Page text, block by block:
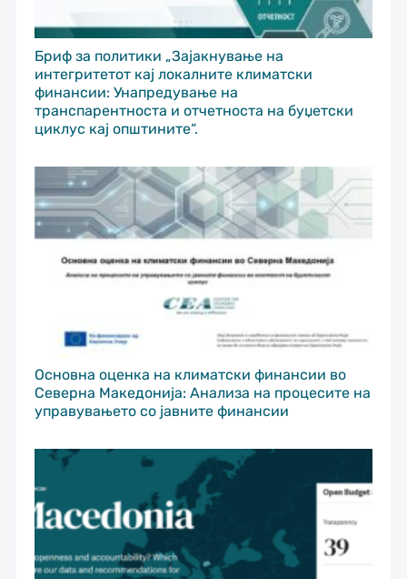
Бриф за политики „Зајакнување на
интегритетот кај локалните климатски
финансии: Унапредување на
транспарентноста и отчетноста на буџетски
циклус кај општините“.
Основна оценка на климатски финансии во
Северна Македонија: Анализа на процесите на
управувањето со јавните финансии